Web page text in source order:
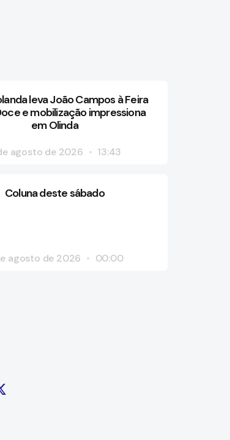
leva João Campos à Feira
e mobilização impressiona
em Olinda
agosto de 2026 13:43
Coluna deste sábado
agosto de 2026 00:00